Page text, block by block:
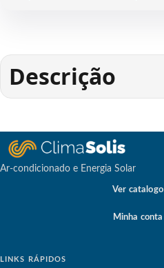
Descrição
Ar-condicionado e Energia Solar
Ver catalogo
Minha conta
LINKS RÁPIDOS